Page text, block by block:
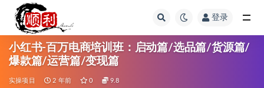
登录
小红书-百万电商培训班：启动篇/选品篇/货源篇/
爆款篇/运营篇/变现篇
实操项目 2 年前 0 9.8
全部